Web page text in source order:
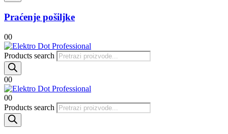
Praćenje pošiljke
00
Products search
00
00
Products search